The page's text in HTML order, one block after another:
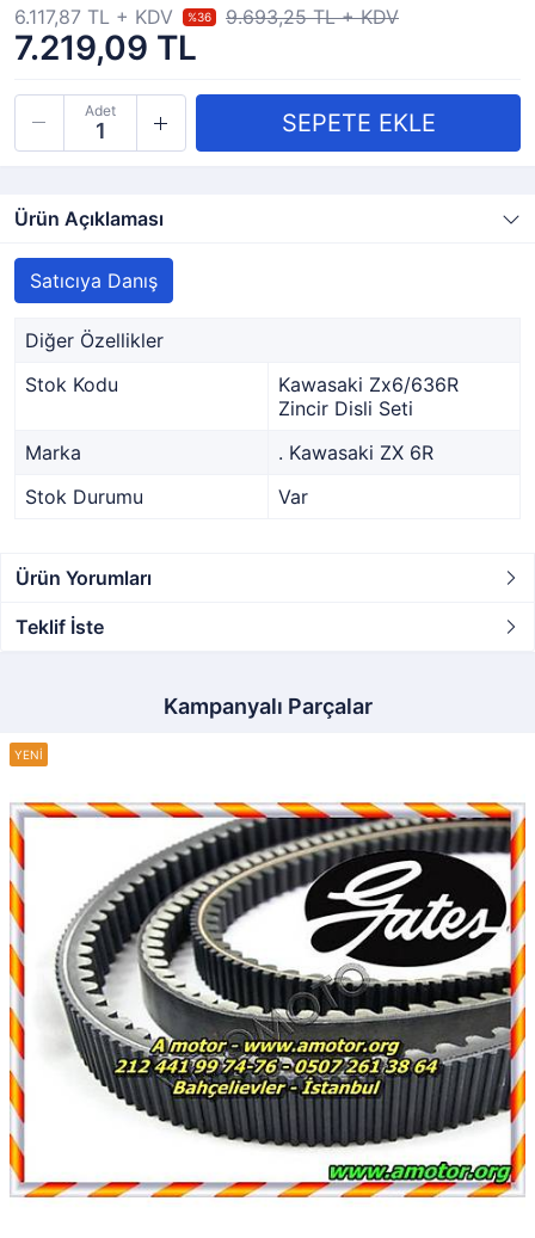
7.219,09 TL
6.117,87 TL + KDV %36 9.693,25 TL + KDV
Adet
Ürün Açıklaması
Satıcıya Danış
Diğer Özellikler
Stok Kodu
Kawasaki Zx6/636R
Zincir Disli Seti
Marka
. Kawasaki ZX 6R
Stok Durumu
Var
Ürün Yorumları
Teklif İste
Kampanyalı Parçalar